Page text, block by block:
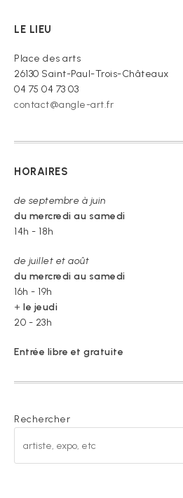
LE LIEU
Place des arts
26130 Saint-Paul-Trois-Châteaux
04 75 04 73 03
contact@angle-art.fr
HORAIRES
de septembre à juin
du mercredi au samedi
14h - 18h
de juillet et août
du mercredi au samedi
16h - 19h
+ le jeudi
20 - 23h
Entrée libre et gratuite
Rechercher